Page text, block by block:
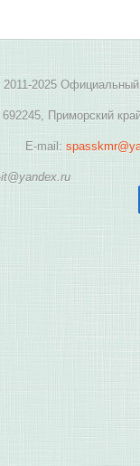
2025 Официальный
692245, Приморский
E-mail: